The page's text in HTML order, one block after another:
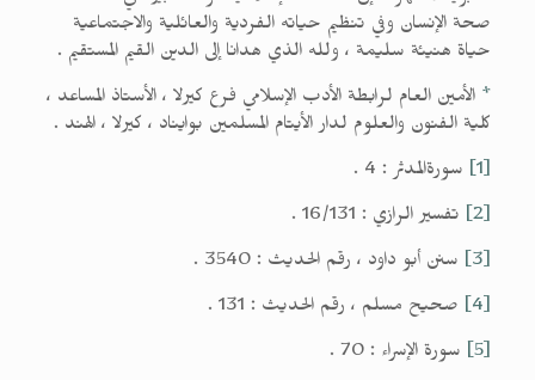
صحة الإنسان وفي تنظيم حياته الفردية والعائلية والاجتماعية
حياة هنيئة سليمة ، ولله الذي هدانا إلى الدين القيم المستقيم .
* الأمين العام لرابطة الأدب الإسلامي فرع كيرلا ، الأستاذ المساعد ،
كلية الفنون والعلوم لدار الأيتام المسلمين بوايناد ، كيرلا ، الهند .
[1]
سورةالمدثر : 4 .
[2]
تفسير الرازي : 16/131 .
[3]
سنن أبو داود ، رقم الحديث : 3540 .
[4]
صحيح مسلم ، رقم الحديث : 131 .
[5]
سورة الإسراء : 70 .